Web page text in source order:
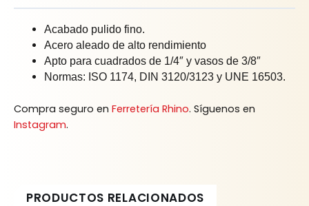
Acabado pulido fino.
Acero aleado de alto rendimiento
Apto para cuadrados de 1/4″ y vasos de 3/8″
Normas: ISO 1174, DIN 3120/3123 y UNE 16503.
Compra seguro en Ferretería Rhino. Síguenos en
Instagram.